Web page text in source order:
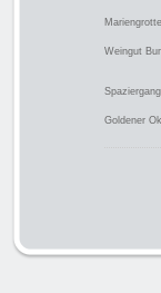
Weingut
Goldener